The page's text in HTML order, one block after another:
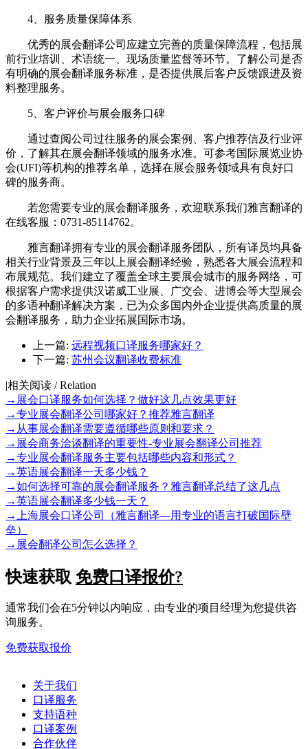
4、服务质量保障体系
优秀的展会翻译公司应建立完善的质量保障流程，包括展
前行业培训、术语统一、现场质量监督等环节。了解公司是否
有明确的展会翻译服务标准，是否提供展后客户反馈跟进及资
料整理服务。
5、客户评价与展会服务口碑
通过查阅公司过往服务的展会案例、客户推荐信及行业评
价，了解其在展会翻译领域的服务水准。可参考国际展览业协
会(UFI)等机构的推荐名单，选择在展会服务领域具有良好口
碑的服务商。
若您需要专业的展会翻译服务，欢迎联系我们雅言翻译的
在线客服：0731-85114762。
雅言翻译拥有专业的展会翻译服务团队，所有译员均具备
相关行业背景及三年以上展会翻译经验，熟悉各大展会流程和
布展规范。我们建立了覆盖全球主要展会城市的服务网络，可
根据客户需求提供汉诺威工业展、广交会、进博会等大型展会
的多语种翻译解决方案，已为众多国内外企业提供高质量的展
会翻译服务，助力企业拓展国际市场。
上一篇: 远程视频口译服务哪家好？
下一篇: 苏州会议翻译收费标准
|相关阅读 / Relation
→ 展会口译服务如何选择？做好这几点效果更好
→专业展会翻译公司哪家好？推荐雅言翻译
→ 从事展会翻译需要遵循哪些原则和要求？
→ 展会商务洽谈翻译的重要性-专业展会翻译公司推荐
→专业展会翻译服务主要包括哪些内容和形式？
→英语展会翻译一天多少钱？
→如何选择可靠的展会翻译服务？雅言翻译总结了这几点
→英语展会翻译多少钱一天？
→
上海展会口译公司（雅言翻译—用专业的语言打破国际壁
垒）
→ 展会翻译公司怎么选择？
快速获取 免费口译报价?
通常我们会在5分钟以内响应，由专业的项目经理为您提供咨
询服务。
免费获取报价
关于我们
口译服务
支持语种
口译案例
合作伙伴